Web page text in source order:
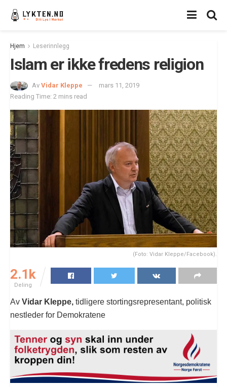
Hjem Leserinnlegg
Islam er ikke fredens religion
Av Vidar Kleppe
mars 11, 2019
Reading Time: 2 mins read
(Foto: Vidar Kleppe/Facebook).
2.1k
Deling
Av Vidar Kleppe, tidligere stortingsrepresentant, politisk
nestleder for Demokratene